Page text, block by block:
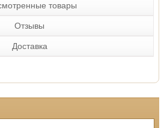
товары
Отзывы
Доставка